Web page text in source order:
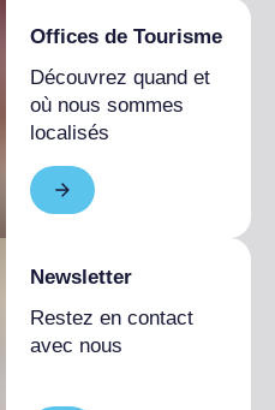
Offices de Tourisme
Découvrez quand et
où nous sommes
localisés
Newsletter
Restez en contact
avec nous